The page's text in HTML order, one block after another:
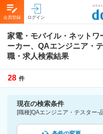
会員登録 ログイン
家電・モバイル・ネットワ
ーカー、QAエンジニア・
職・求人検索結果
28 件
現在の検索条件